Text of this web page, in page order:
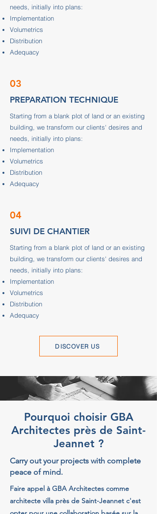
needs, initially into plans:
Implementation
Volumetrics
Distribution
Adequacy
03
PREPARATION TECHNIQUE
Starting from a blank plot of land or an existing
building, we transform our clients' desires and
needs, initially into plans:
Implementation
Volumetrics
Distribution
Adequacy
04
SUIVI DE CHANTIER
Starting from a blank plot of land or an existing
building, we transform our clients' desires and
needs, initially into plans:
Implementation
Volumetrics
Distribution
Adequacy
DISCOVER US
Pourquoi choisir GBA
Architectes près de Saint-
Jeannet ?
Carry out your projects with complete
peace of mind.
Faire appel à GBA Architectes comme
architecte villa près de Saint-Jeannet c'est